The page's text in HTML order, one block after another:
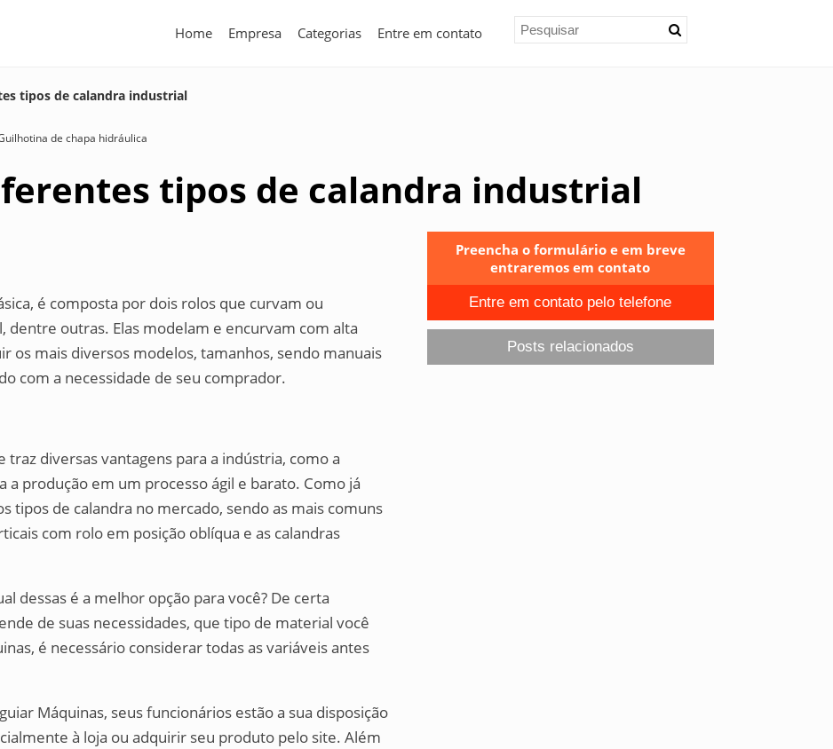
Home Empresa Categorias Entre em contato
tipos de calandra industrial
de chapa hidráulica
tipos de calandra industrial
é composta por dois rolos que curvam ou
dentre outras. Elas modelam e encurvam com alta
os mais diversos modelos, tamanhos, sendo manuais
com a necessidade de seu comprador.
diversas vantagens para a indústria, como a
produção em um processo ágil e barato. Como já
tipos de calandra no mercado, sendo as mais comuns
com rolo em posição oblíqua e as calandras
dessas é a melhor opção para você? De certa
de suas necessidades, que tipo de material você
é necessário considerar todas as variáveis antes
Máquinas, seus funcionários estão a sua disposição
à loja ou adquirir seu produto pelo site. Além
Preencha o formulário e em breve
entraremos em contato
Entre em contato pelo telefone
Posts relacionados